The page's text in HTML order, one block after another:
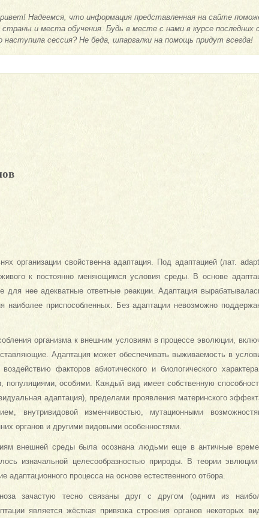
Надеемся, что информация представленная на сайте
и места обучения. Будь в месте с нами в курсе последних
наступила сессия? Не беда, шпаргалки на помощь придут всегда!
организации свойственна адаптация. Под адаптацией (лат.
к постоянно меняющимся условия среды. В основе
для нее адекватные ответные реакции. Адаптация
наиболее приспособленных. Без адаптации невозможно
организма к внешним условиям в процессе эволюции,
Адаптация может обеспечивать выживаемость в
факторов абиотического и биологического
популяциями, особями. Каждый вид имеет собственную
адаптация), пределами проявления материнского
внутривидовой изменчивостью, мутационными
органов и другими видовыми особенностями.
внешней среды была осознана людьми еще в античные
изначальной целесообразностью природы. В теории
процесса на основе естественного отбора.
зачастую тесно связаны друг с другом (одним из
является жёсткая привязка строения органов некоторых